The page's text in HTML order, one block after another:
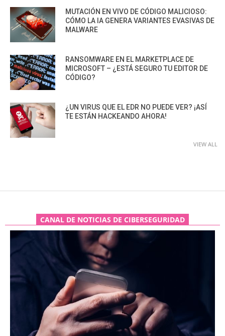
MUTACIÓN EN VIVO DE CÓDIGO MALICIOSO:
CÓMO LA IA GENERA VARIANTES EVASIVAS DE
MALWARE
RANSOMWARE EN EL MARKETPLACE DE
MICROSOFT – ¿ESTÁ SEGURO TU EDITOR DE
CÓDIGO?
¿UN VIRUS QUE EL EDR NO PUEDE VER? ¡ASÍ
TE ESTÁN HACKEANDO AHORA!
VIEW ALL
CANAL DE NOTICIAS DE CIBERSEGURIDAD